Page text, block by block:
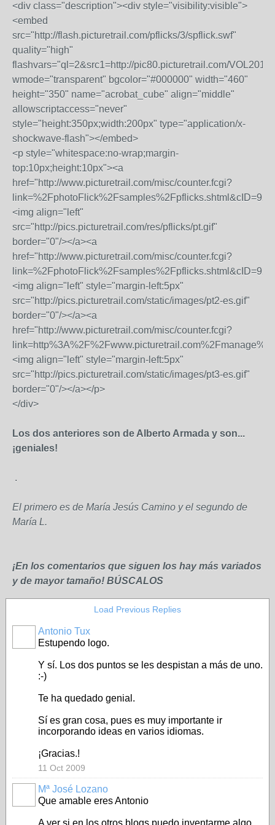
<div class="description"><div style="visibility:visible">
<embed
src="http://flash.picturetrail.com/pflicks/3/spflick.swf"
quality="high"
flashvars="ql=2&src1=http://pic80.picturetrail.com/
wmode="transparent" bgcolor="#000000" width="460"
height="350" name="acrobat_cube" align="middle"
allowscriptaccess="never"
style="height:350px;width:200px" type="application/x-
shockwave-flash"></embed>
<p style="whitespace:no-wrap;margin-
top:10px;height:10px"><a
href="http://www.picturetrail.com/misc/counter.fcgi?
<img align="left"
src="http://pics.picturetrail.com/res/pflicks/pt.gif"
border="0"/></a><a
href="http://www.picturetrail.com/misc/counter.fcgi?
<img align="left" style="margin-left:5px"
src="http://pics.picturetrail.com/static/images/pt2-es.gif"
border="0"/></a><a
href="http://www.picturetrail.com/misc/counter.fcgi?
<img align="left" style="margin-left:5px"
src="http://pics.picturetrail.com/static/images/pt3-es.gif"
border="0"/></a></p>
</div>
Los dos anteriores son de Alberto Armada y son...
¡geniales!
.
El primero es de María Jesús Camino y el segundo de
María L.
¡En los comentarios que siguen los hay más variados
y de mayor tamaño! BÚSCALOS
Load Previous Replies
Antonio Tux
Estupendo logo.
Y sí. Los dos puntos se les despistan a más de uno.
:-)
Te ha quedado genial.
Sí es gran cosa, pues es muy importante ir
incorporando ideas en varios idiomas.
¡Gracias.!
11 Oct 2009
Mª José Lozano
Que amable eres Antonio
A ver si en los otros blogs puedo inventarme algo